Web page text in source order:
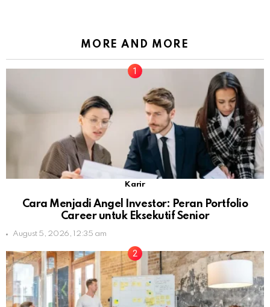
MORE AND MORE
Karir
Cara Menjadi Angel Investor: Peran Portfolio
Career untuk Eksekutif Senior
August 5, 2026, 12:35 am